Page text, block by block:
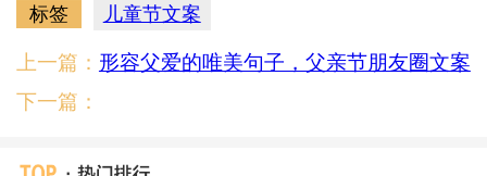
标签 儿童节文案
上一篇： 形容父爱的唯美句子，父亲节朋友圈文案
下一篇：